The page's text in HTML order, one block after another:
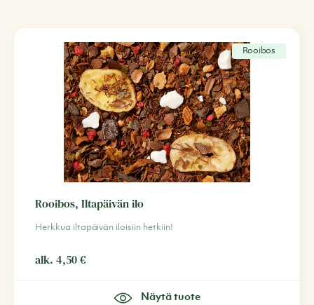
Rooibos
Rooibos, Iltapäivän ilo
Herkkua iltapäivän iloisiin hetkiin!
alk. 4,50€
Näytä tuote